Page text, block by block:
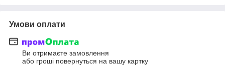
Умови оплати
Ви отримаєте замовлення
або гроші повернуться на вашу картку